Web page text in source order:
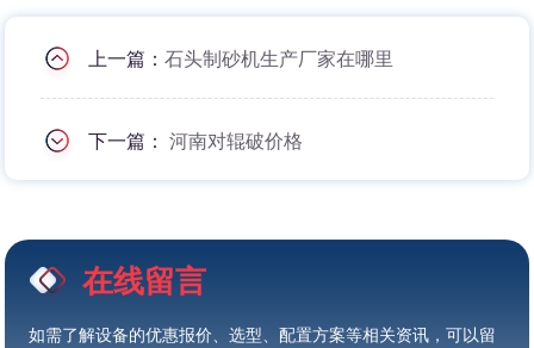
上一篇：石头制砂机生产厂家在哪里
下一篇：河南对辊破价格
在线留言
如需了解设备的优惠报价、选型、配置方案等相关资讯，可以留